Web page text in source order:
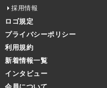
採用情報
ロゴ規定
プライバシーポリシー
利用規約
新着情報一覧
インタビュー
会員について